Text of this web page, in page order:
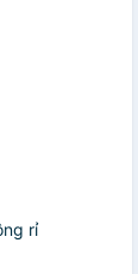
rỉ